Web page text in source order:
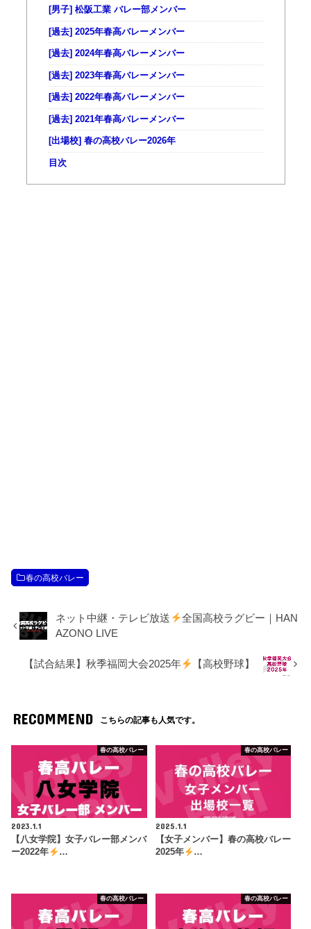
[男子] 松阪工業 バレー部メンバー
[過去] 2025年春高バレーメンバー
[過去] 2024年春高バレーメンバー
[過去] 2023年春高バレーメンバー
[過去] 2022年春高バレーメンバー
[過去] 2021年春高バレーメンバー
[出場校] 春の高校バレー2026年
目次
春の高校バレー
ネット中継・テレビ放送
全国高校ラグビー｜HAN
AZONO LIVE
【試合結果】秋季福岡大会2025年 【高校野球】
RECOMMEND こちらの記事も人気です。
春の高校バレー
2023.1.1
【八女学院】女子バレー部メンバ
ー2022年
…
春の高校バレー
2025.1.1
【女子メンバー】春の高校バレー
2025年
…
春の高校バレー 春の高校バレー